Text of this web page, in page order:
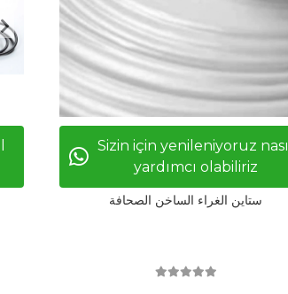
Sizin için yenileniyoruz nasıl
yardımcı olabiliriz
ستاين الغراء الساخن الصحافة